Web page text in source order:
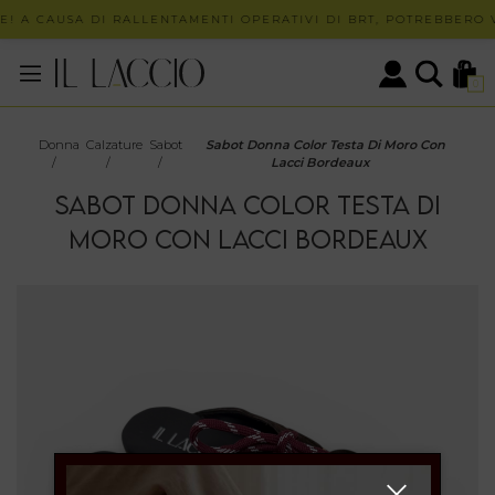
A CAUSA DI RALLENTAMENTI OPERATIVI DI BRT,
0
Donna
/
Calzature
/
Sabot
/
Sabot Donna Color Testa Di Moro Con
Lacci Bordeaux
SABOT DONNA COLOR TESTA DI
MORO CON LACCI BORDEAUX